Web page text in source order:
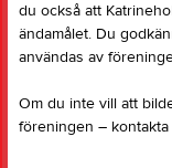
du också att
ändamålet. Du
användas av
Om du inte vill att
föreningen –